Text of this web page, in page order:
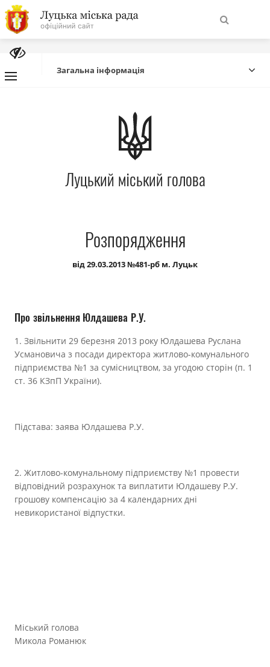
На
головну
Про місто
Міська влада
Міська рада
Публічна інформація
Документи
Загальна інформація
Луцький міський голова
Розпорядження
від 29.03.2013 №481-рб м. Луцьк
Про звільнення Юлдашева Р.У.
1. Звільнити 29 березня 2013 року Юлдашева Руслана
Усмановича з посади директора житлово-комунального
підприємства №1 за сумісництвом, за угодою сторін (п. 1
ст. 36 КЗпП України).
Підстава: заява Юлдашева Р.У.
2. Житлово-комунальному підприємству №1 провести
відповідний розрахунок та виплатити Юлдашеву Р.У.
грошову компенсацію за 4 календарних дні
невикористаної відпустки.
Міський голова
Микола Романюк